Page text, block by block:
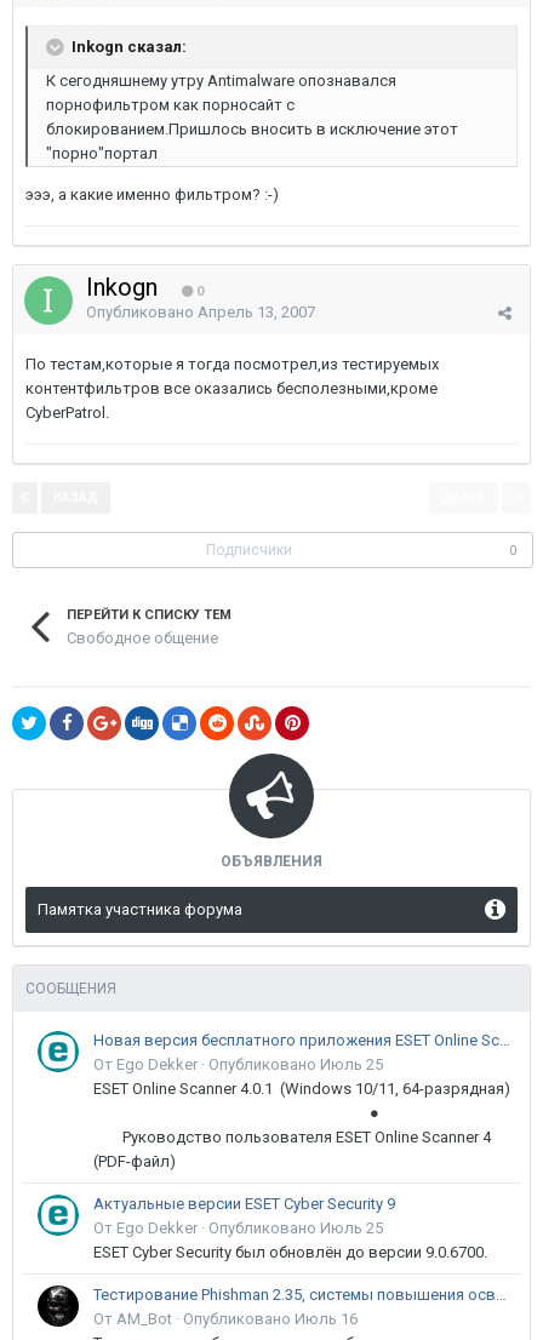
Inkogn сказал:
К сегодняшнему утру Antimalware опознавался
порнофильтром как порносайт с
блокированием.Пришлось вносить в исключение этот
"порно"портал
эээ, а какие именно фильтром? :-)
Inkogn 0
Опубликовано Апрель 13, 2007
По тестам,которые я тогда посмотрел,из тестируемых
контентфильтров все оказались бесполезными,кроме
CyberPatrol.
Подписчики 0
ПЕРЕЙТИ К СПИСКУ ТЕМ
Свободное общение
ОБЪЯВЛЕНИЯ
Памятка участника форума
СООБЩЕНИЯ
Новая версия бесплатного приложения ESET Online Scanner доступна пользователям
От Ego Dekker · Опубликовано Июль 25
ESET Online Scanner 4.0.1 (Windows 10/11, 64-разрядная)
●
Руководство пользователя ESET Online Scanner 4
(PDF-файл)
Актуальные версии ESET Cyber Security 9
От Ego Dekker · Опубликовано Июль 25
ESET Cyber Security был обновлён до версии 9.0.6700.
Тестирование Phishman 2.35, системы повышения осведомлённости пользователей в сфере ИБ
От AM_Bot · Опубликовано Июль 16